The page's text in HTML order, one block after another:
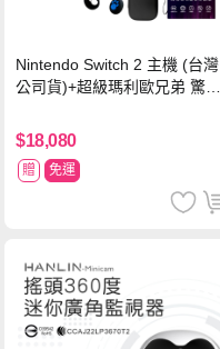
Nintendo Switch 2 主機 (台灣
公司貨)+超級瑪利歐兄弟 驚奇
球 狂熱 中文版
$18,080
贈 免運